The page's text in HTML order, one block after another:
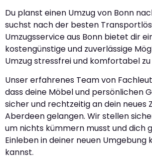
Du planst einen Umzug von Bonn
suchst nach der besten
Umzugsservice aus Bonn bietet dir
kostengünstige und zuverlässige
Umzug stressfrei und komfortabel
Unser erfahrenes Team von
dass deine Möbel und persönlichen
sicher und rechtzeitig an dein neues
Aberdeen gelangen. Wir stellen
um nichts kümmern musst und dich
Einleben in deiner neuen Umgebung
kannst.